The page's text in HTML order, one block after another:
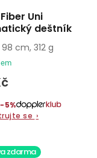
Uni
deštník
−5%
se ›
cm, 312 g
zdarma